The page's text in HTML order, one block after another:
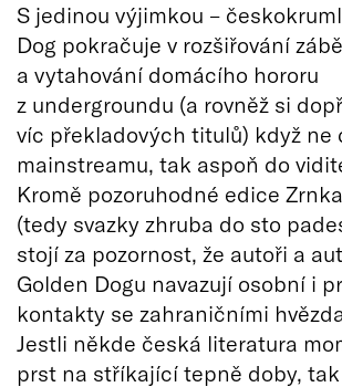
S jedinou výjimkou –
Dog pokračuje v rozšiřování
a vytahování domácího hororu
z undergroundu (a rovněž si
víc překladových titulů) když ne
mainstreamu, tak aspoň do
Kromě pozoruhodné edice
(tedy svazky zhruba do sto
stojí za pozornost, že autoři a
Golden Dogu navazují osobní i
kontakty se zahraničními
Jestli někde česká literatura
prst na stříkající tepně doby,